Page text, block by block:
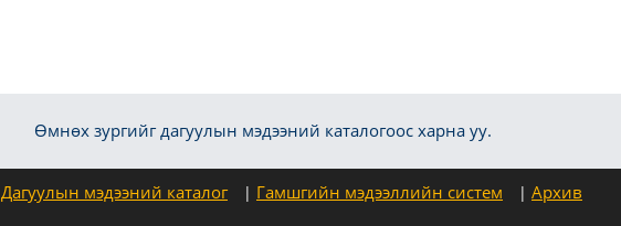
Өмнөх зургийг дагуулын мэдээний каталогоос харна уу.
Дагуулын мэдээний каталог Гамшгийн мэдээллийн систем Архив